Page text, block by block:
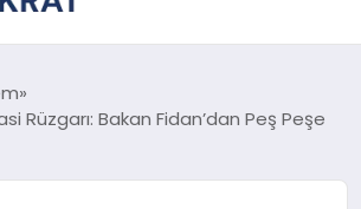
Rüzgarı: Bakan Fidan’dan Peş Peşe